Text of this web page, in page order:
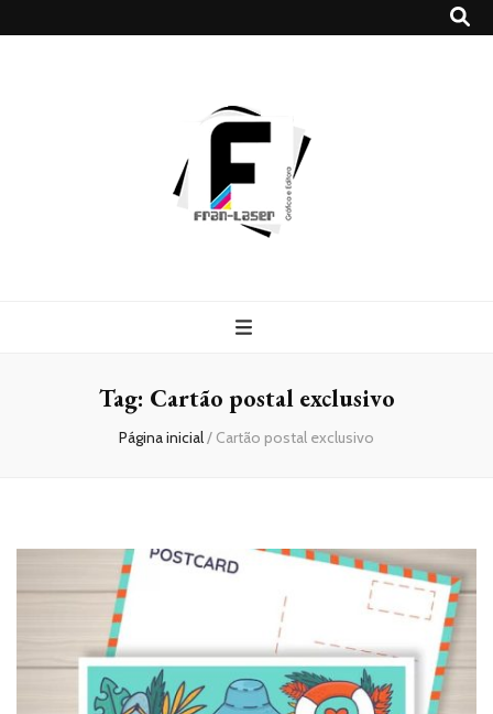
Tag: Cartão postal exclusivo
Página inicial/ Cartão postal exclusivo